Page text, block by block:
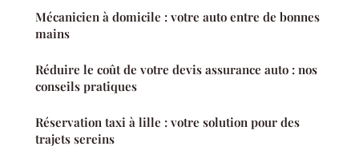
Mécanicien à domicile : votre auto entre de bonnes
mains
Réduire le coût de votre devis assurance auto : nos
conseils pratiques
Réservation taxi à lille : votre solution pour des
trajets sereins